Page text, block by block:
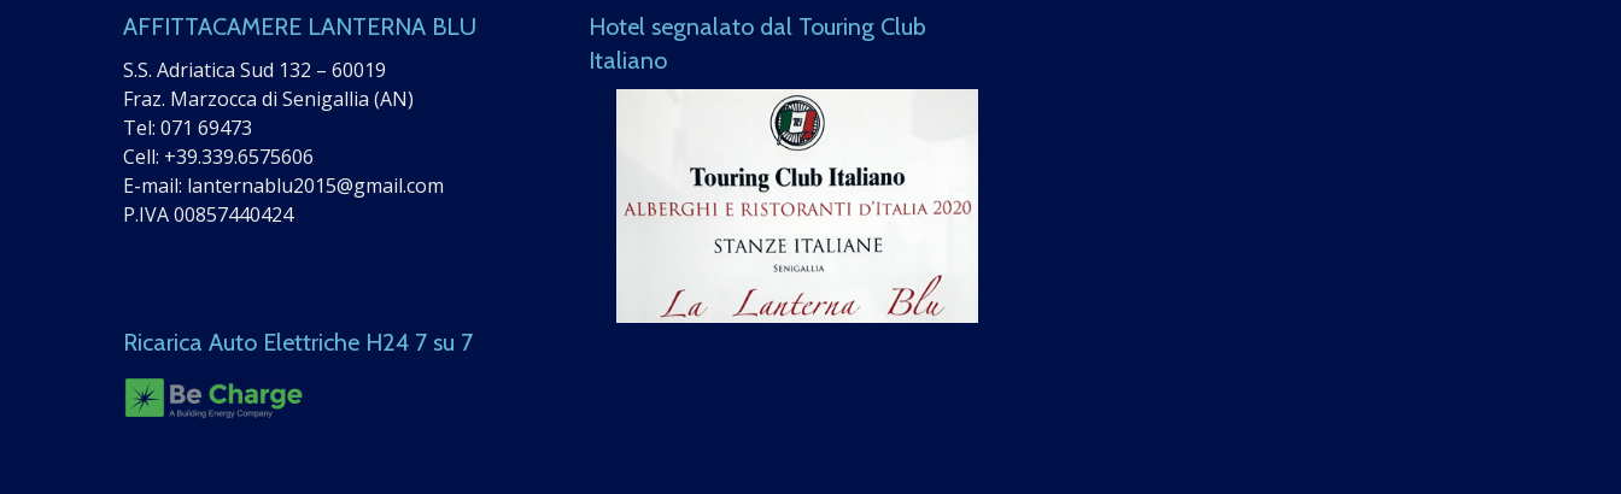
AFFITTACAMERE LANTERNA BLU
S.S. Adriatica Sud 132 – 60019
Fraz. Marzocca di Senigallia (AN)
Tel: 071 69473
Cell: +39.339.6575606
E-mail: lanternablu2015@gmail.com
P.IVA 00857440424
Ricarica Auto Elettriche H24 7 su 7
Hotel segnalato dal Touring Club
Italiano